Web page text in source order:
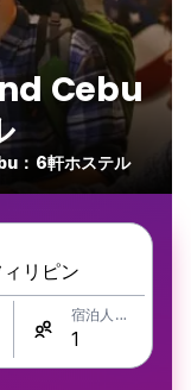
Cebu
：6軒ホステル
宿泊人数